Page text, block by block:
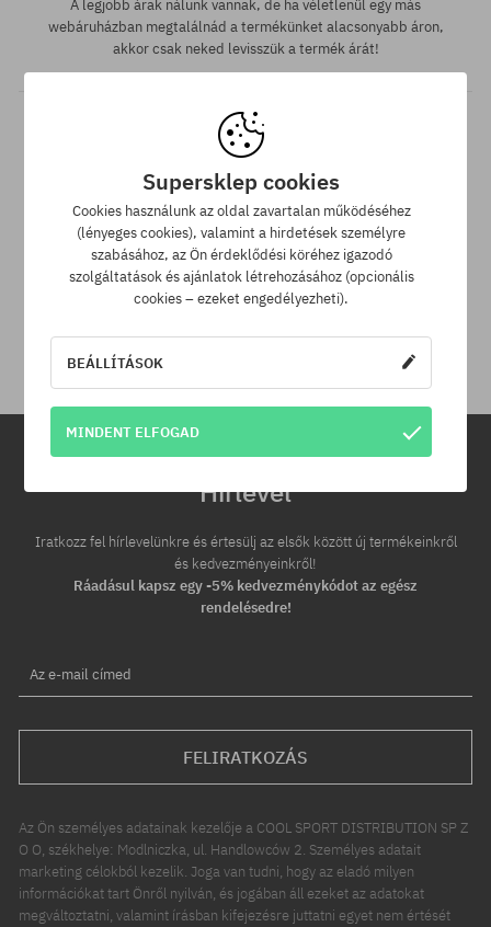
A legjobb árak nálunk vannak, de ha véletlenül egy más
webáruházban megtalálnád a termékünket alacsonyabb áron,
akkor csak neked levisszük a termék árát!
30 nap az áru viszaküldésére
A termék visszaküldésére a csomag kézhezvételétől számítva
Hírlevél
Iratkozz fel hírlevelünkre és értesülj az elsők között új termékeinkről
és kedvezményeinkről!
Ráadásul kapsz egy -5% kedvezménykódot az egész
rendelésedre!
Az e-mail címed
FELIRATKOZÁS
Az Ön személyes adatainak kezelője a COOL SPORT DISTRIBUTION SP Z
O O, székhelye: Modlniczka, ul. Handlowców 2. Személyes adatait
marketing célokból kezelik. Joga van tudni, hogy az eladó milyen
információkat tart Önről nyilván, és jogában áll ezeket az adatokat
megváltoztatni, valamint írásban kifejezésre juttatni egyet nem értését
Supersklep cookies
Cookies használunk az oldal zavartalan működéséhez
(lényeges cookies), valamint a hirdetések személyre
szabásához, az Ön érdeklődési köréhez igazodó
szolgáltatások és ajánlatok létrehozásához (opcionális
cookies – ezeket engedélyezheti).
BEÁLLÍTÁSOK
MINDENT ELFOGAD